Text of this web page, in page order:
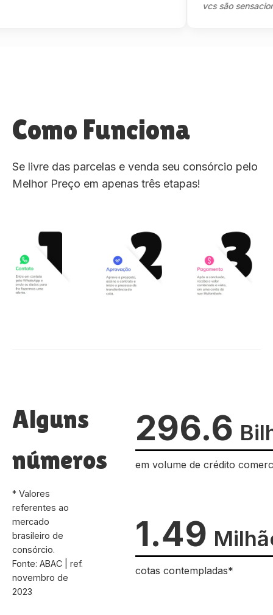
vcs são sensacional."
Como Funciona
Se livre das parcelas e venda seu consórcio pelo
Melhor Preço em apenas três etapas!
Alguns
números
* Valores
referentes ao
mercado
brasileiro de
consórcio.
Fonte: ABAC | ref.
novembro de
2023
296.6
em volume de crédito
1.49
cotas contempladas*